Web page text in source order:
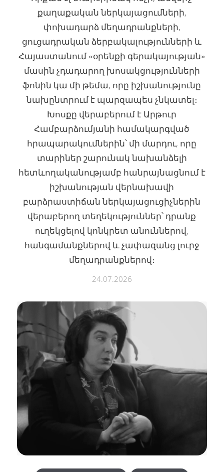
քաղաքական ներկայացումների,
փոխադարձ մեղադրանքների,
ցուցադրական ձերբակալությունների և
Հայաստանում «օրենքի գերակայության»
մասին չդադարող խոսակցությունների
ֆոնին կա մի թեմա, որը իշխանությունը
նախընտրում է պարզապես չնկատել։
Խոսքը վերաբերում է Արթուր
Համբարձումյանի համակարգված
հրապարակումներին՝ մի մարդու, որը
տարիներ շարունակ նախանձելի
հետևողականությամբ հանրայնացնում է
իշխանության վերնախավի
բարձրաստիճան ներկայացուցիչներին
վերաբերող տեղեկություններ՝ դրանք
ուղեկցելով կոնկրետ անուններով,
հանգամանքներով և չափազանց լուրջ
մեղադրանքներով։
24.07.2026